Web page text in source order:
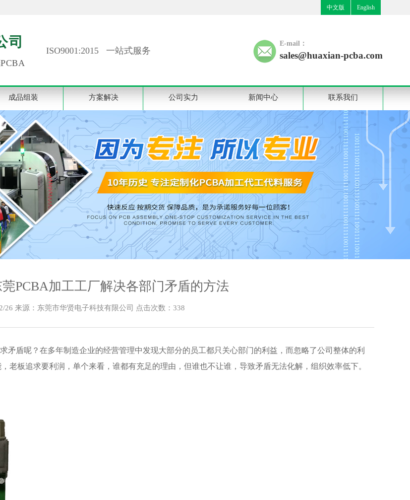
中文版 English
司
ISO9001:2015 一站式服务
E-mail：
sales@huaxian-pcba.com
成品组装 方案解决 公司实力 新闻中心 联系我们
PCBA加工工厂解决各部门矛盾的方法
26 来源：东莞市华贤电子科技有限公司 点击次数： 338
矛盾呢？在多年制造企业的经营管理中发现大部分的员工都只关心部门的利益，而忽略了公司整体的利
老板追求要利润，单个来看，谁都有充足的理由，但谁也不让谁，导致矛盾无法化解，组织效率低下。